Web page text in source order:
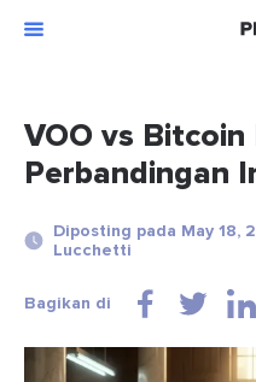
VOO vs Bitcoin
Perbandingan
Diposting pada May 18,
Lucchetti
Bagikan di